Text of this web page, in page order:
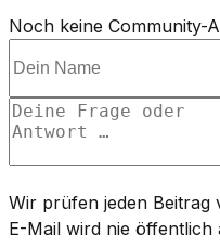
Noch keine Community-
Wir prüfen jeden Beitrag
E-Mail wird nie öffentlich